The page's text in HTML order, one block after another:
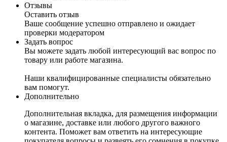
Отзывы
Оставить отзыв
Ваше сообщение успешно отправлено и ожидает
проверки модератором
Задать вопрос
Вы можете задать любой интересующий вас вопрос по
товару или работе магазина.
Наши квалифицированные специалисты обязательно
вам помогут.
Дополнительно
Дополнительная вкладка, для размещения информации
о магазине, доставке или любого другого важного
контента. Поможет вам ответить на интересующие